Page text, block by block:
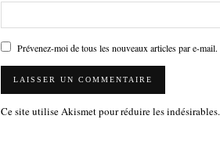
Prévenez-moi de tous les nouveaux articles par e-mail.
Ce site utilise Akismet pour réduire les indésirables.